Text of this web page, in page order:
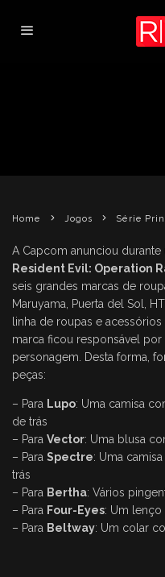
Home
Jogos Série
A Capcom anunciou
Resident Evil: Operation
seis grandes marcas de
Maruyama, Puerta del Sol,
linha de roupas e
marca ficou responsável
personagem. Desta forma,
peças:
– Para Lupo: Uma camisa
de trás
– Para Vector: Uma blusa
– Para Spectre: Uma
trás
– Para Bertha: Vários
– Para Four-Eyes: Um lenço
– Para Beltway: Um colar